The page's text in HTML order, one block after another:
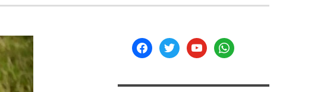
facebooktwitteryoutubewhatsapp